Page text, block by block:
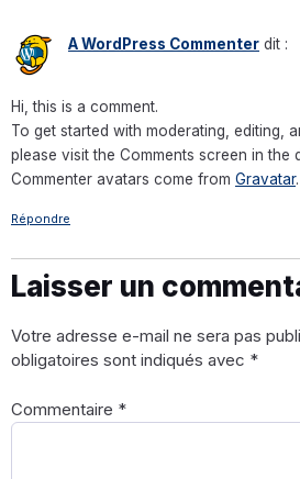
A WordPress Commenter dit :
Hi, this is a comment.
To get started with moderating, editing,
please visit the Comments screen in the
Commenter avatars come from Gravatar.
Répondre
Laisser un
Votre adresse e-mail ne sera pas
obligatoires sont indiqués avec *
Commentaire *